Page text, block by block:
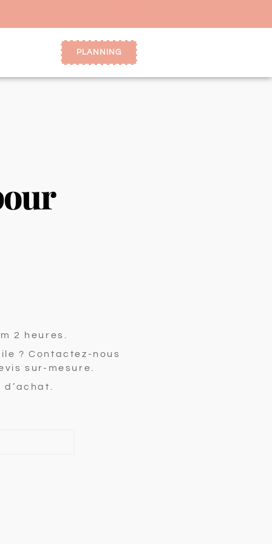
PLANNING
2 heures.
? Contactez-nous
sur-mesure.